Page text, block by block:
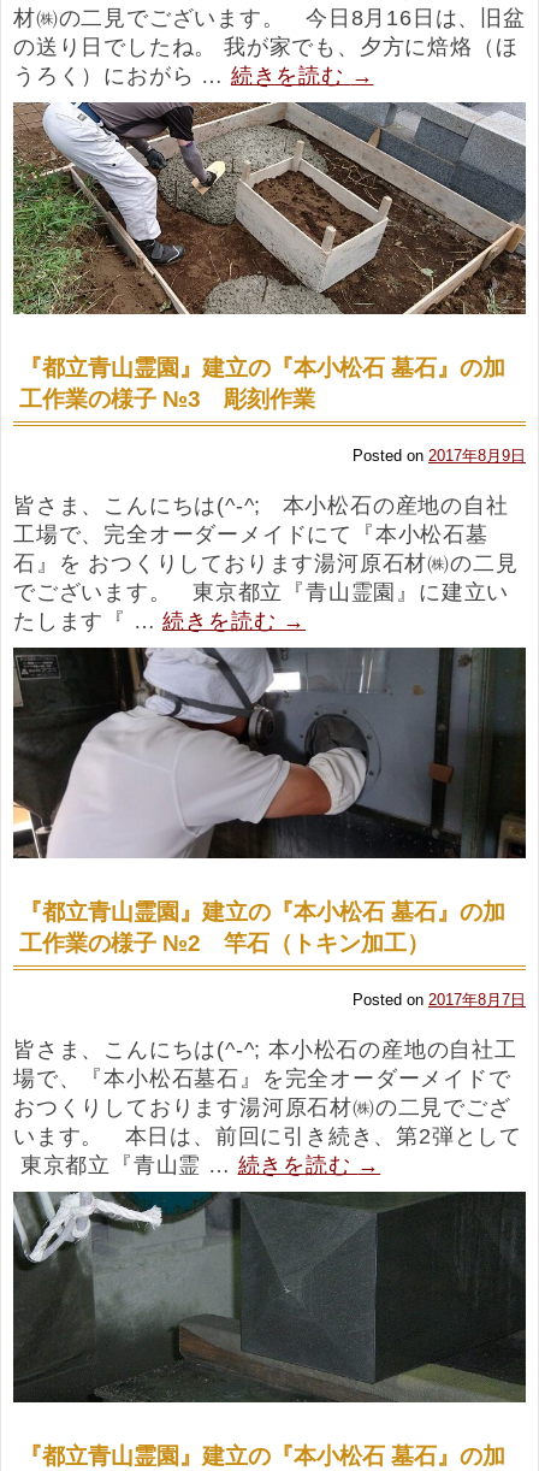
材㈱の二見でございます。 今日8月16日は、旧盆
の送り日でしたね。 我が家でも、夕方に焙烙（ほ
うろく）におがら … 続きを読む →
『都立青山霊園』建立の『本小松石 墓石』の加
工作業の様子 №3 彫刻作業
Posted on 2017年8月9日
皆さま、こんにちは(^-^; 本小松石の産地の自社
工場で、完全オーダーメイドにて『本小松石墓
石』を おつくりしております湯河原石材㈱の二見
でございます。 東京都立『青山霊園』に建立い
たします『 …続きを読む →
『都立青山霊園』建立の『本小松石 墓石』の加
工作業の様子 №2 竿石（トキン加工）
Posted on 2017年8月7日
皆さま、こんにちは(^-^; 本小松石の産地の自社工
場で、『本小松石墓石』を完全オーダーメイドで
おつくりしております湯河原石材㈱の二見でござ
います。 本日は、前回に引き続き、第2弾として
東京都立『青山霊 … 続きを読む →
『都立青山霊園』建立の『本小松石 墓石』の加